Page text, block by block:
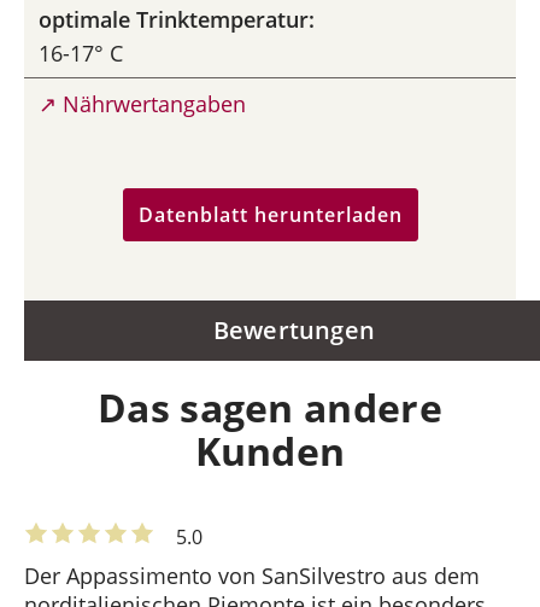
optimale Trinktemperatur:
16-17° C
↗ Nährwertangaben
Datenblatt herunterladen
Bewertungen
Das sagen andere
Kunden
5.0
Der Appassimento von SanSilvestro aus dem